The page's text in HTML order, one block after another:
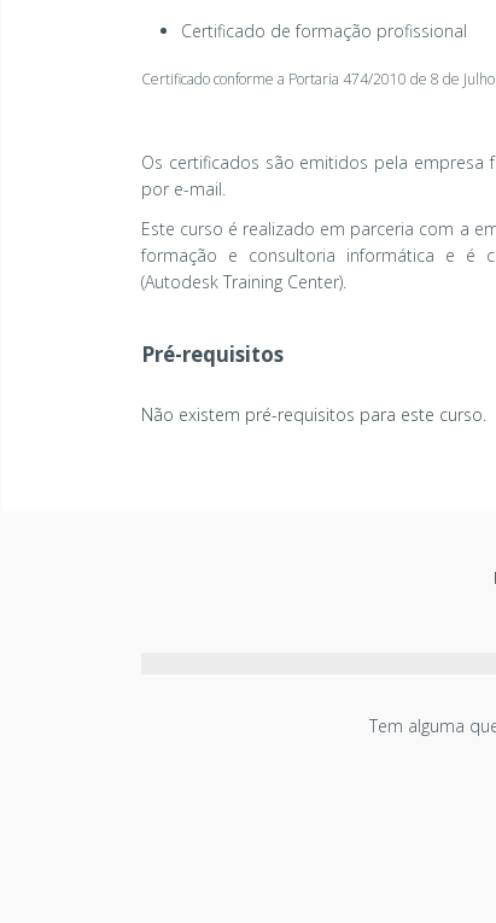
Certificado de formação profissional
Certificado conforme a Portaria 474/2010 de 8 de Julho
Os certificados são emitidos pela
por e-mail.
Este curso é realizado em parceria com a
formação e consultoria informática e é
(Autodesk Training Center).
Pré-requisitos
Não existem pré-requisitos para este curso.
Tem alguma